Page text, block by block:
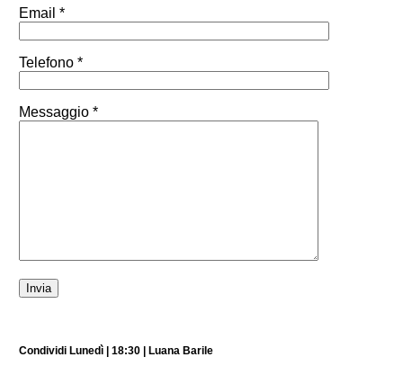
Email *
Telefono *
Messaggio *
Condividi Lunedì | 18:30 | Luana Barile